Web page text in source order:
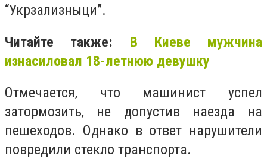
“Укрзализныци”.
Читайте также: В Киеве мужчина
изнасиловал 18-летнюю девушку
Отмечается, что машинист успел
затормозить, не допустив наезда на
пешеходов. Однако в ответ нарушители
повредили стекло транспорта.